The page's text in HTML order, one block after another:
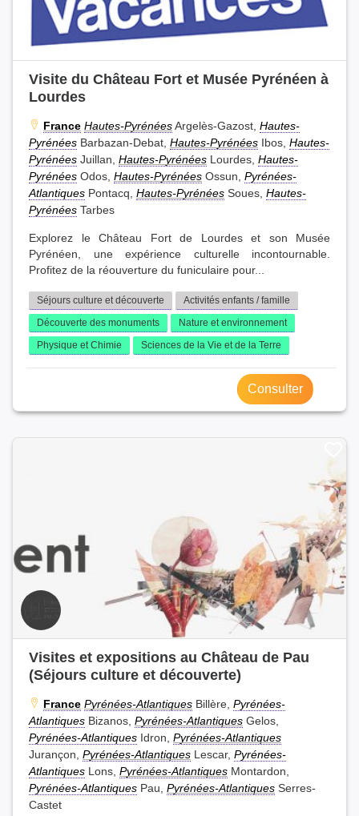
Visite du Château Fort et Musée Pyrénéen à
Lourdes
France Hautes-PyrénéesArgelès-Gazost, Hautes-
Pyrénées Barbazan-Debat, Hautes-Pyrénées Ibos, Hautes-
Pyrénées Juillan, Hautes-Pyrénées Lourdes, Hautes-
Pyrénées Odos, Hautes-Pyrénées Ossun, Pyrénées-
Atlantiques Pontacq, Hautes-Pyrénées Soues, Hautes-
Pyrénées Tarbes
Explorez le Château Fort de Lourdes et son Musée
Pyrénéen, une expérience culturelle incontournable.
Profitez de la réouverture du funiculaire pour...
Séjours culture et découverte
Activités enfants / famille
Découverte des monuments
Nature et environnement
Physique et Chimie
Sciences de la Vie et de la Terre
Consulter
Visites et expositions au Château de Pau
(Séjours culture et découverte)
France Pyrénées-Atlantiques Billère, Pyrénées-
Atlantiques Bizanos, Pyrénées-Atlantiques Gelos,
Pyrénées-Atlantiques Idron, Pyrénées-Atlantiques
Jurançon, Pyrénées-Atlantiques Lescar, Pyrénées-
Atlantiques Lons, Pyrénées-Atlantiques Montardon,
Pyrénées-Atlantiques Pau, Pyrénées-Atlantiques Serres-
Castet